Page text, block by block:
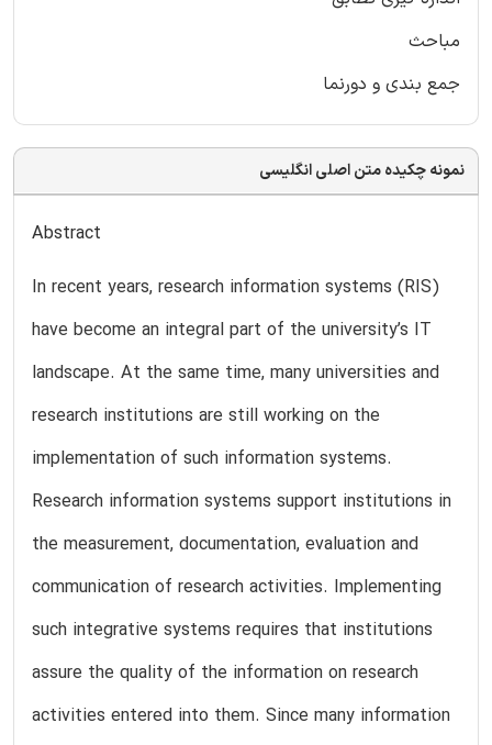
مباحث
جمع بندی و دورنما
نمونه چکیده متن اصلی انگلیسی
Abstract
In recent years, research information systems (RIS)
have become an integral part of the university’s IT
landscape. At the same time, many universities and
research institutions are still working on the
implementation of such information systems.
Research information systems support institutions in
the measurement, documentation, evaluation and
communication of research activities. Implementing
such integrative systems requires that institutions
assure the quality of the information on research
activities entered into them. Since many information